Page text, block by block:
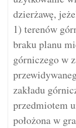
dzierżawę,
1) terenów
braku planu
górniczego w
zakładu
przedmiotem
położona w